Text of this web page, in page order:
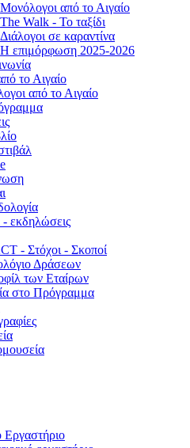
Μονόλογοι από το Αιγαίο
The Walk - Το ταξίδι
Διάλογοι σε καραντίνα
Η επιμόρφωση 2025-2026
το Αιγαίο
από το Αιγαίο
εκδηλώσεις
- Στόχοι - Σκοποί
Δράσεων
των Εταίρων
στο Πρόγραμμα
Εργαστήριο